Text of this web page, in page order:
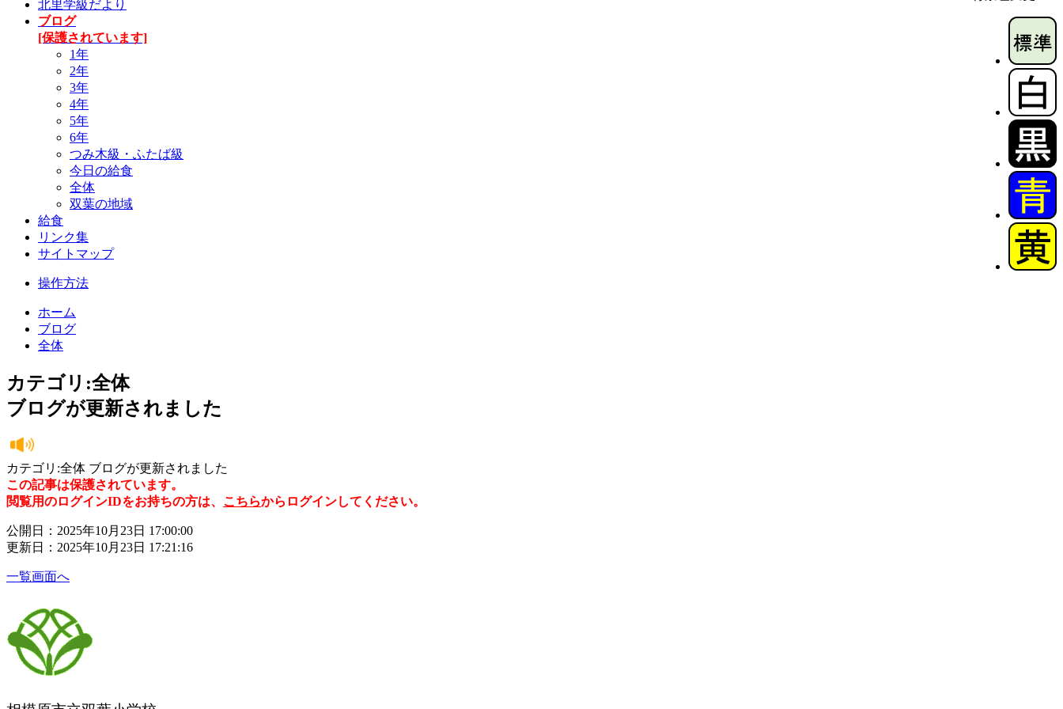
北里学級だより
ブログ
[保護されています]
1年
2年
3年
4年
5年
6年
つみ木級・ふたば級
今日の給食
全体
双葉の地域
給食
リンク集
サイトマップ
操作方法
ホーム
ブログ
全体
カテゴリ:全体
ブログが更新されました
カテゴリ:全体 ブログが更新されました
この記事は保護されています。
閲覧用のログインIDをお持ちの方は、 こちらからログインしてください。
公開日：2025年10月23日 17:00:00
更新日：2025年10月23日 17:21:16
一覧画面へ